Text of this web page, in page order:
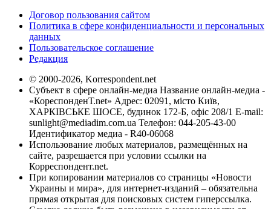
Договор пользования сайтом
Политика в сфере конфиденциальности и персональных
данных
Пользовательское соглашение
Редакция
© 2000-2026, Korrespondent.net
Субъект в сфере онлайн-медиа Название онлайн-медиа -
«КореспонденТ.net» Адрес: 02091, місто Київ,
ХАРКІВСЬКЕ ШОСЕ, будинок 172-Б, офіс 208/1 E-mail:
sunlight@mediadim.com.ua Телефон: 044-205-43-00
Идентификатор медиа - R40-06068
Использование любых материалов, размещённых на
сайте, разрешается при условии ссылки на
Корреспондент.net.
При копировании материалов со страницы «Новости
Украины и мира», для интернет-изданий – обязательна
прямая открытая для поисковых систем гиперссылка.